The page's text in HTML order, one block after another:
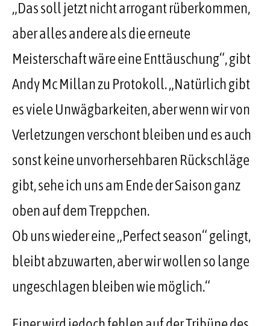
„Das soll jetzt nicht arrogant rüberkommen,
aber alles andere als die erneute
Meisterschaft wäre eine Enttäuschung“, gibt
Andy Mc Millan zu Protokoll. „Natürlich gibt
es viele Unwägbarkeiten, aber wenn wir von
Verletzungen verschont bleiben und es auch
sonst keine unvorhersehbaren Rückschläge
gibt, sehe ich uns am Ende der Saison ganz
oben auf dem Treppchen.
Ob uns wieder eine „Perfect season“ gelingt,
bleibt abzuwarten, aber wir wollen so lange
ungeschlagen bleiben wie möglich.“